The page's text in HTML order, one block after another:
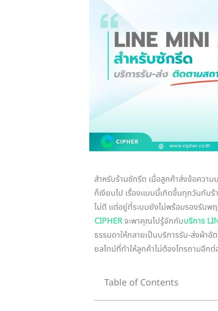
สำหรับร้านซักรีด เมื่อลูกค้าส่งข้อควา
ก็เงียบไป เรื่องแบบนี้เกิดขึ้นทุกวันกับ
ไม่ดี แต่อยู่ที่ระบบยังไม่พร้อมรองรับพ
CIPHERจะพาคุณไปรู้จักกับบริการ
ธรรมดาให้กลายเป็นบริการรับ-ส่งผ้า
ยลไทม์ที่ทำให้ลูกค้าไม่ต้องโทรถามอีกต่
Table of Contents